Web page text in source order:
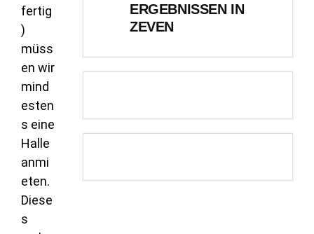
fertig
)
müss
en wir
mind
esten
s eine
Halle
anmi
eten.
Diese
s
ERGEBNISSEN IN
ZEVEN